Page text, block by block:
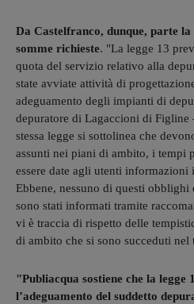
Da Castelfranco, dunque, parte
somme richieste. "La legge 13
quota del servizio relativo alla
state avviate attività di
adeguamento degli impianti di
depuratore di Lagaccioni di
stessa legge si sottolinea che
assunti nei piani di ambito, i tempi
essere date agli utenti informazioni
Ebbene, nessuno di questi obblighi
sono stati informati tramite
vi è traccia di rispetto delle
di ambito che si sono succeduti nel
"Publiacqua sostiene che la legge
l’adeguamento del suddetto